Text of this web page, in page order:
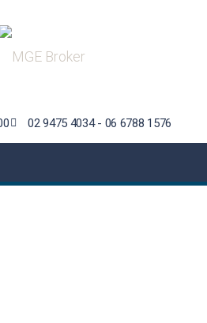
02 9475 4034 - 06 6788 1576